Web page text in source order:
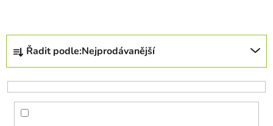
Ř
z
e
Řadit podle:Nejprodávanější